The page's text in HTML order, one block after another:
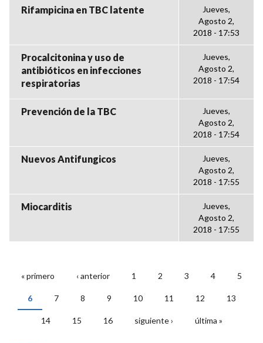
Rifampicina en TBC latente
Jueves,
Agosto 2,
2018 - 17:53
Procalcitonina y uso de
antibióticos en infecciones
respiratorias
Jueves,
Agosto 2,
2018 - 17:54
Prevención de la TBC
Jueves,
Agosto 2,
2018 - 17:54
Nuevos Antifungicos
Jueves,
Agosto 2,
2018 - 17:55
Miocarditis
Jueves,
Agosto 2,
2018 - 17:55
PÁGINAS
« primero ‹ anterior 1 2 3 4 5
6 7 8 9 10 11 12 13
14 15 16 siguiente › última »